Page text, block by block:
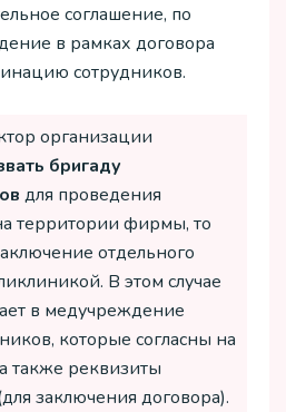
соглашение, по
в рамках договора
сотрудников.
организации
бригаду
для проведения
территории фирмы, то
отдельного
В этом случае
в медучреждение
которые согласны на
также реквизиты
заключения договора).